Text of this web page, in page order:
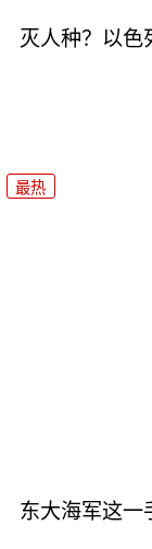
灭人种？以色
最热
东大海军这一